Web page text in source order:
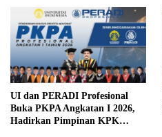
UI dan PERADI Profesional
Buka PKPA Angkatan I 2026,
Hadirkan Pimpinan KPK